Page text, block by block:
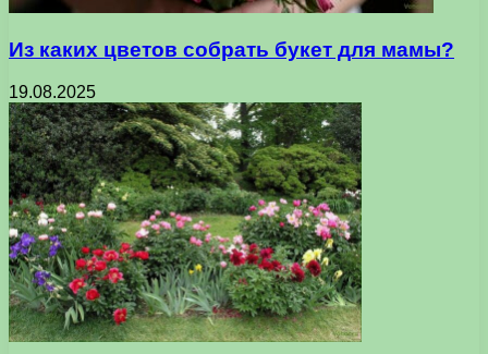
Из каких цветов собрать букет для мамы?
19.08.2025